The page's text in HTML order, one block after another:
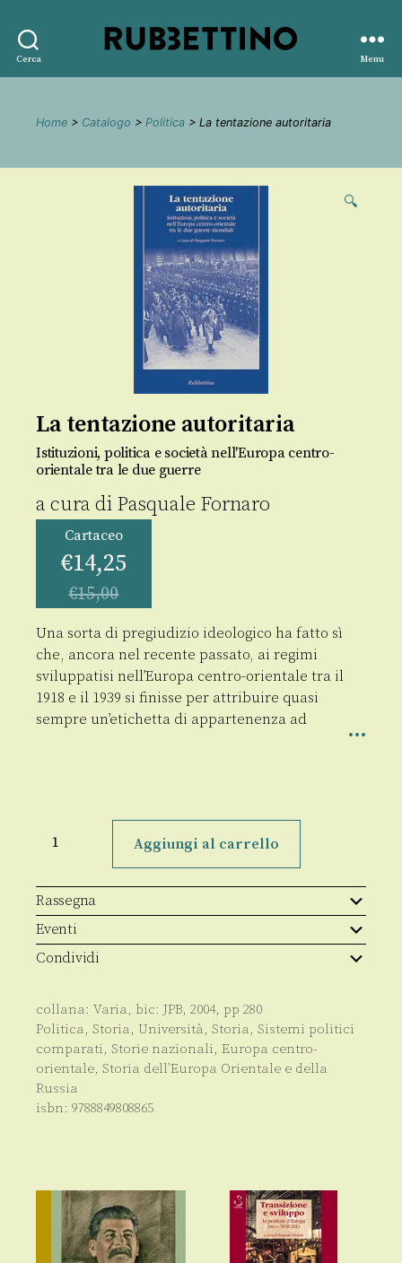
Cerca
editore
Menu
Home > Catalogo > Politica > La tentazione autoritaria
🔍
La tentazione autoritaria
Istituzioni, politica e società nell'Europa centro-
orientale tra le due guerre
a cura di Pasquale Fornaro
Cartaceo
€14,25
€15,00
Una sorta di pregiudizio ideologico ha fatto sì
che, ancora nel recente passato, ai regimi
sviluppatisi nell’Europa centro-orientale tra il
1918 e il 1939 si finisse per attribuire quasi
sempre un’etichetta di appartenenza ad
tentazione
Aggiungi al carrello
Rassegna
Eventi
Condividi
collana: Varia, bic: JPB, 2004, pp 280
Politica, Storia, Università, Storia, Sistemi politici
comparati, Storie nazionali, Europa centro-
orientale, Storia dell’Europa Orientale e della
Russia
isbn: 9788849808865